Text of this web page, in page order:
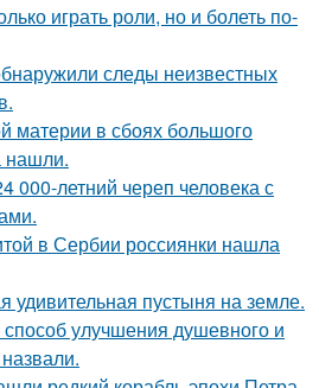
играть роли, но и болеть по-
следы неизвестных
материи в сбоях большого
нашли.
000-летний череп человека с
в Сербии россиянки нашла
удивительная пустыня на земле.
улучшения душевного и